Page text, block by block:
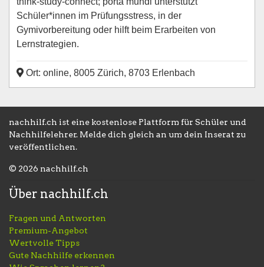
Schüler*innen im Prüfungsstress, in der
Gymivorbereitung oder hilft beim Erarbeiten von
Lernstrategien.
Ort: online, 8005 Zürich, 8703 Erlenbach
nachhilf.ch ist eine kostenlose Plattform für Schüler und
Nachhilfelehrer. Melde dich gleich an um dein Inserat zu
veröffentlichen.
© 2026 nachhilf.ch
Über nachhilf.ch
Fragen und Antworten
Premium-Angebot
Wertvolle Tipps
Gute Nachhilfe erkennen